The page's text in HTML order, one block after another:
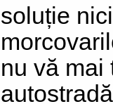
soluție
nu vă mai